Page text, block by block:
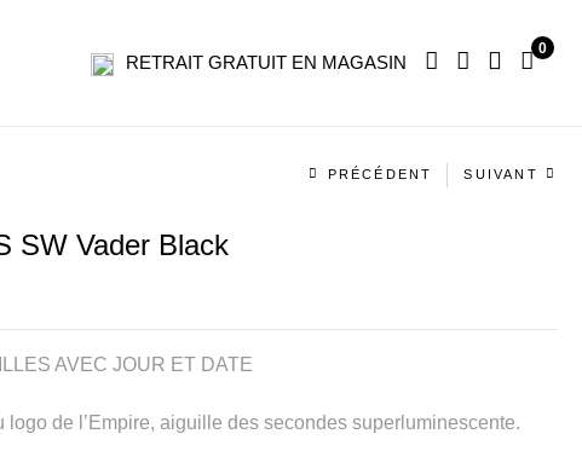
RETRAIT GRATUIT EN MAGASIN
0
Navigation
PRÉCÉDENT SUIVANT
SW Vader Black
AVEC JOUR ET DATE
logo de l’Empire, aiguille des secondes superluminescente.